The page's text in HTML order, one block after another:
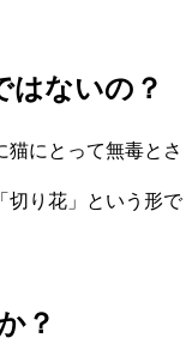
はないの？
猫にとって無毒とさ
切り花」という形で
？